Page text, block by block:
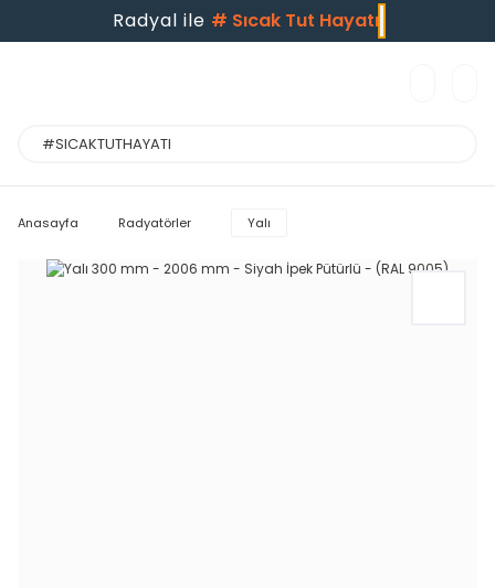
Radyal ile # Sıcak Tut Hayatı
Anasayfa Radyatörler Yalı